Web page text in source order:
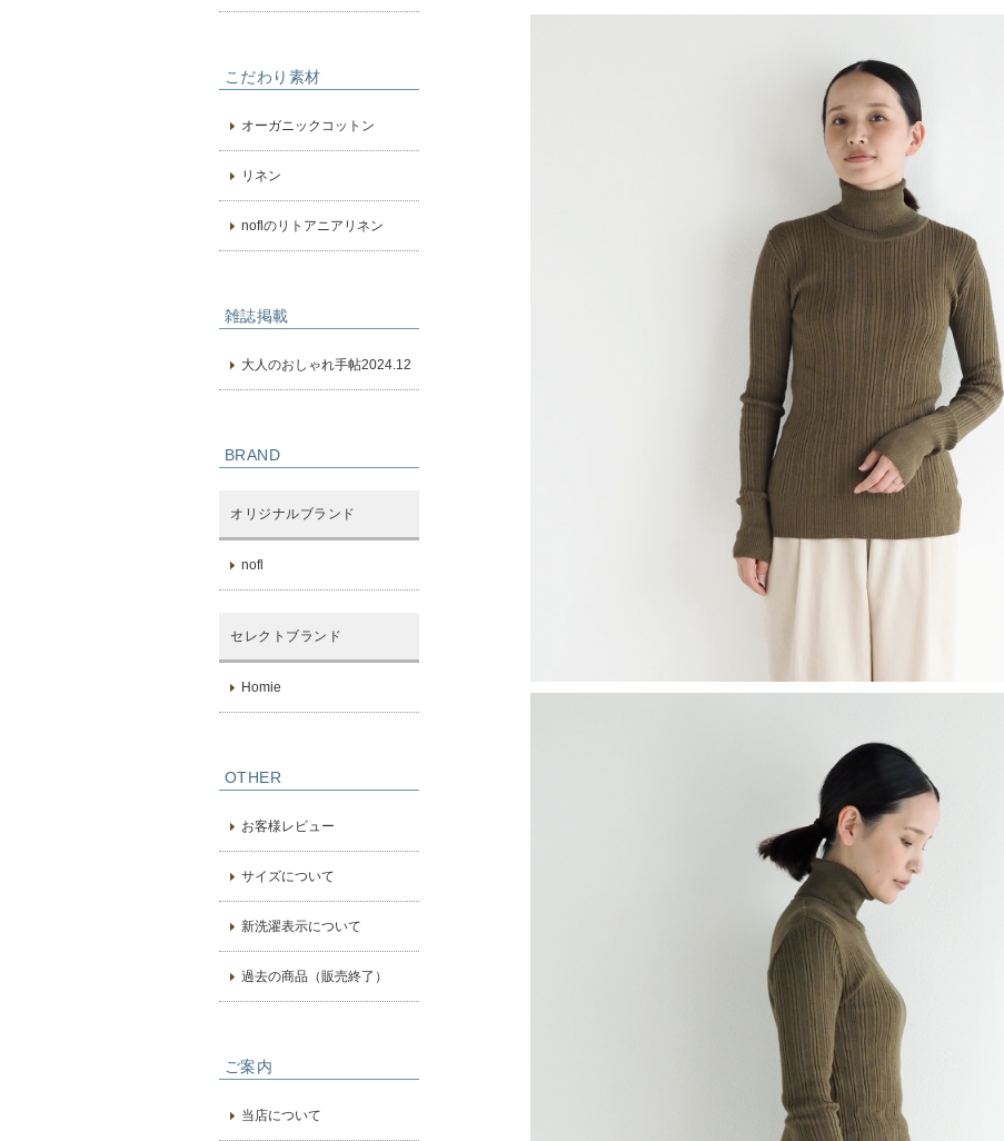
こだわり素材
オーガニックコットン
リネン
noflのリトアニアリネン
雑誌掲載
大人のおしゃれ手帖2024.12
BRAND
オリジナルブランド
nofl
セレクトブランド
Homie
OTHER
お客様レビュー
サイズについて
新洗濯表示について
過去の商品（販売終了）
ご案内
当店について